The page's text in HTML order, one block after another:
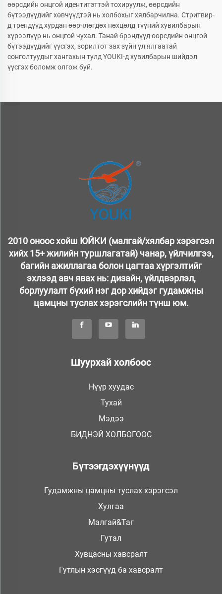
өөрсдийн онцгой идентитэттэй тохируулж, өөрсдийн
бүтээдүүдийг хөвчүүдтэй нь холбохыг хялбарчилна. Стритвир-
д трендүүд хурдан өөрчлөгдөх нөхцөлд түүний хувилбарын
хүрээлүүр нь онцгой чухал. Танай брэндүүд өөрсдийн онцгой
бүтээдүүдийг үүсгэх, зорилтот зах зүйн үл ялгаатай
сонголтуудыг хангахын тулд YOUKI-д хувилбарын шийдэл
үүсгэх боломж олгож буй.
2010 оноос хойш ЮЙКИ (малгай/хялбар хэрэгсэл
хийх 15+ жилийн туршлагатай) чанар, үйлчилгээ,
багийн ажиллагаа болон цагтаа хүргэлтийг
эхлээд авч явах нь: дизайн, үйлдвэрлэл,
борлуулалт бүхий нэг дор хийдэг гудамжны
цамцны туслах хэрэгслийн түнш юм.
Шуурхай холбоос
Нүүр хуудас
Тухай
Мэдээ
БИДНЭЙ ХОЛБОГООС
Бүтээгдэхүүнүүд
Гудамжны цамцны туслах хэрэгсэл
Хулгaa
Малгай&Таг
Гутал
Хувцасны хавсралт
Гутлын хэсгүүд ба хавсралт